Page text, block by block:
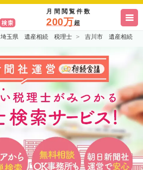
月間閲覧件数
200万超
埼玉県 遺産相続 税理士 吉川市 遺産相続